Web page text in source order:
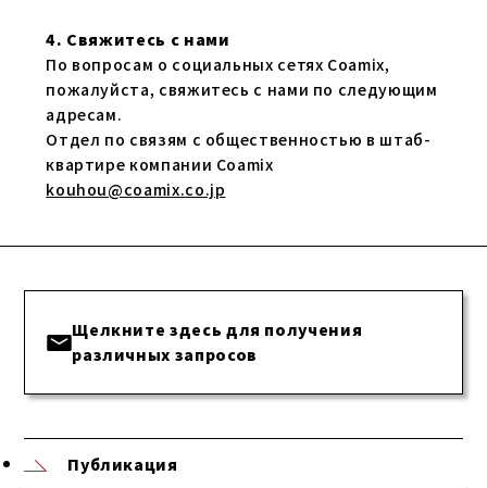
4. Свяжитесь с нами
По вопросам о социальных сетях Coamix,
пожалуйста, свяжитесь с нами по следующим
адресам.
Отдел по связям с общественностью в штаб-
квартире компании Coamix
kouhou@coamix.co.jp
Щелкните здесь для получения
различных запросов
Публикация